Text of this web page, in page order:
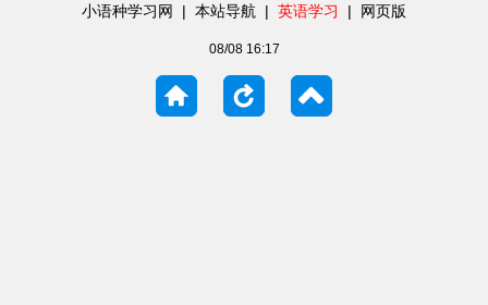
小语种学习网 | 本站导航 | 英语学习 | 网页版
08/08 16:17